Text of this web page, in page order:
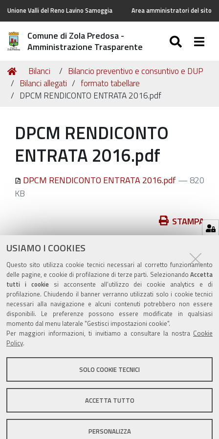
USIAMO I COOKIES
Questo sito utilizza cookie tecnici necessari al corretto funzionamento
delle pagine, e cookie di profilazione di terze parti. Selezionando Accetta
tutti i cookiesi acconsente all’utilizzo dei cookie analytics e di
profilazione. Chiudendo il banner verranno utilizzati solo i cookie tecnici
necessari alla navigazione e alcuni contenuti potrebbero non essere
disponibili. Le preferenze possono essere modificate in qualsiasi
momento dal menu laterale "Gestisci impostazioni cookie".
Per maggiori informazioni, ti invitiamo a consultare la nostra Cookie
Policy.
SOLO COOKIE TECNICI
ACCETTA TUTTO
PERSONALIZZA
Unione Valli del Reno Lavino Samoggia Area amministratori del sito
Comune di Zola Predosa -
Amministrazione Trasparente
Tu
sei
qui:
Home
Bilanci
Bilancio preventivo e consuntivo e DUP
Bilanci allegati
formato tabellare
DPCM RENDICONTO ENTRATA 2016.pdf
DPCM RENDICONTO
ENTRATA 2016.pdf
DPCM RENDICONTO ENTRATA 2016.pdf— 820
KB
sul
documento
STAMPA
ultima modifica
Valuta questo sito
Sito istituzionale Comune di Zola Predosa
Privacy policy|DPO|Accessibilità